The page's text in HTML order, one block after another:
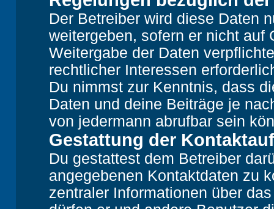
Der Betreiber wird diese Daten
weitergeben, sofern er nicht auf
Weitergabe der Daten
rechtlicher Interessen
Du nimmst zur Kenntnis, dass
Daten und deine Beiträge je
von jedermann abrufbar sein
Gestattung der
Du gestattest dem Betreiber
angegebenen Kontaktdaten zu
zentraler Informationen über